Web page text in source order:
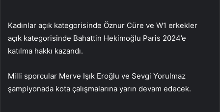
Kadınlar açık kategorisinde Öznur Cüre ve W1 erkekler
açık kategorisinde Bahattin Hekimoğlu Paris 2024’e
katılma hakkı kazandı.
Milli sporcular Merve Işık Eroğlu ve Sevgi Yorulmaz
şampiyonada kota çalışmalarına yarın devam edecek.